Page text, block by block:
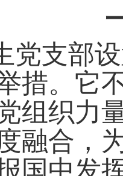
支部设
措。它
组织力
融合，
国中发